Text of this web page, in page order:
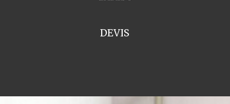
DEVIS